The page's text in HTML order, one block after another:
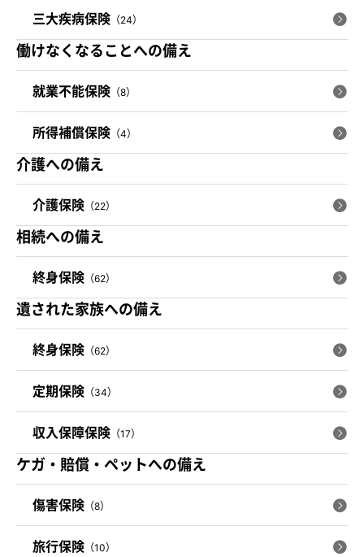
三大疾病保険 （24）
働けなくなることへの備え
就業不能保険 （8）
所得補償保険 （4）
介護への備え
介護保険 （22）
相続への備え
終身保険 （62）
遺された家族への備え
終身保険 （62）
定期保険 （34）
収入保障保険 （17）
ケガ・賠償・ペットへの備え
傷害保険 （8）
旅行保険 （10）